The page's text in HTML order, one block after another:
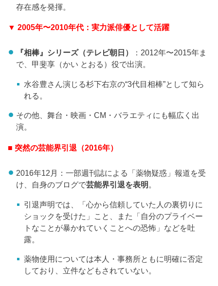
存在感を発揮。
▼ 2005年〜2010年代：実力派俳優として活躍
『相棒』シリーズ（テレビ朝日）
：2012年〜2015年ま
で、甲斐享（かい とおる）役で出演。
水谷豊さん演じる杉下右京の“3代目相棒”として知ら
れる。
その他、舞台・映画・CM・バラエティにも幅広く出
演。
■ 突然の芸能界引退（2016年）
2016年12月：一部週刊誌による「薬物疑惑」報道を受
け、自身のブログで芸能界引退を表明 。
引退声明では、「心から信頼していた人の裏切りに
ショックを受けた」こと、また「自分のプライベー
トなことが暴かれていくことへの恐怖」などを吐
露。
薬物使用については本人・事務所ともに明確に否定
しており、立件などもされていない。